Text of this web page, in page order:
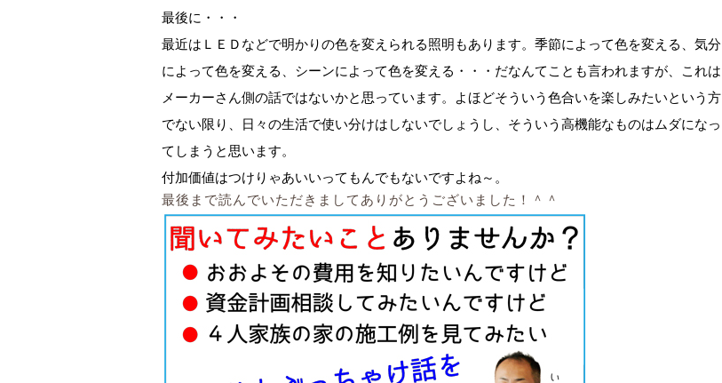
最後に・・・
最近はＬＥＤなどで明かりの色を変えられる照明もあります。季節によって色を変える、気分
によって色を変える、シーンによって色を変える・・・だなんてことも言われますが、これは
メーカーさん側の話ではないかと思っています。よほどそういう色合いを楽しみたいという方
でない限り、日々の生活で使い分けはしないでしょうし、そういう高機能なものはムダになっ
てしまうと思います。
付加価値はつけりゃあいいってもんでもないですよね～ 。
最後まで読んでいただきましてありがとうございました！＾＾